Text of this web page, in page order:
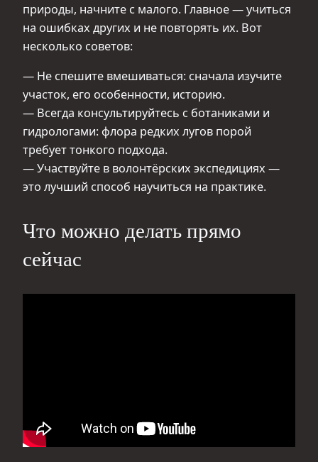
природы, начните с малого. Главное — учиться
на ошибках других и не повторять их. Вот
несколько советов:
— Не спешите вмешиваться: сначала изучите
участок, его особенности, историю.
— Всегда консультируйтесь с ботаниками и
гидрологами: флора редких лугов порой
требует тонкого подхода.
— Участвуйте в волонтёрских экспедициях —
это лучший способ научиться на практике.
Что можно делать прямо
сейчас